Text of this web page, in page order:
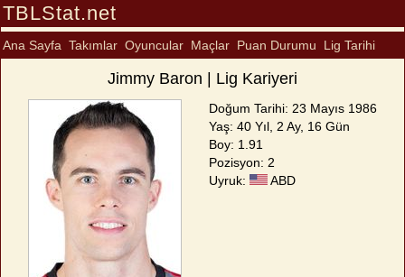
TBLStat.net
Ana Sayfa Takımlar Oyuncular Maçlar Puan Durumu Lig Tarihi
Jimmy Baron | Lig Kariyeri
Doğum Tarihi: 23 Mayıs 1986
Yaş: 40 Yıl, 2 Ay, 16 Gün
Boy: 1.91
Pozisyon: 2
Uyruk:
ABD